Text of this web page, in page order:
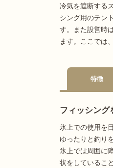
冷気を遮断する
シング用のテン
す。また設営時
ます。ここでは、
特徴
フィッシング
氷上での使用を
ゆったりと釣り
氷上では周囲に
状をしているこ